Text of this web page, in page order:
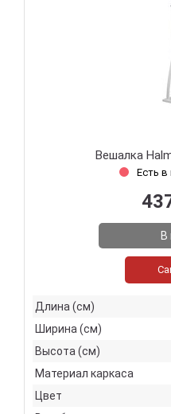
Вешалка
Есть в
В
Длина (см)
Ширина (см)
Высота (см)
Материал каркаса
Цвет